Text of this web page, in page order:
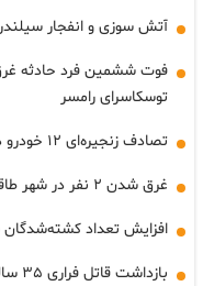
آتش سوزی و انفجار سیلندر
فوت ششمین فرد حادثه
توسکاسرای رامسر
تصادف زنجیره‌ای ۱۲ خودرو در محور یاسوج اصفهان
غرق شدن ۲ نفر در شهر طاقانک استان چهارمحال و بختیاری
افزایش تعداد کشته‌شدگان
بازداشت قاتل فراری ۳۵ ساله قبل از خروج غیرقانونی از مرز